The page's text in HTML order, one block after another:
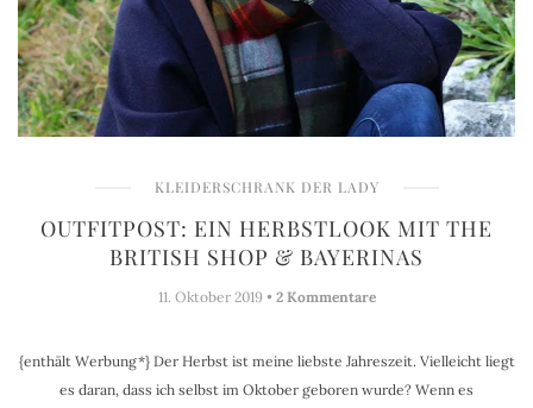
KLEIDERSCHRANK DER LADY
OUTFITPOST: EIN HERBSTLOOK MIT THE
BRITISH SHOP & BAYERINAS
11. Oktober 2019 • 2 Kommentare
{enthält Werbung*} Der Herbst ist meine liebste Jahreszeit. Vielleicht liegt
es daran, dass ich selbst im Oktober geboren wurde? Wenn es